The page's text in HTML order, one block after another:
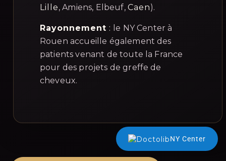
Lille, Amiens, Elbeuf, Caen).
Rayonnement : le NY Center à
Rouen accueille également des
patients venant de toute la France
pour des projets de greffe de
cheveux.
NY Center